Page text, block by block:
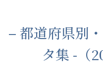
– 都道府県別
タ集 -（